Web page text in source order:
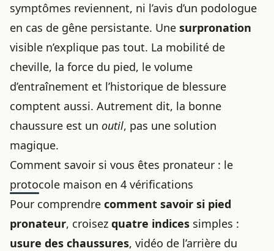
symptômes reviennent, ni l’avis d’un podologue
en cas de gêne persistante. Une surpronation
visible n’explique pas tout. La mobilité de
cheville, la force du pied, le volume
d’entraînement et l’historique de blessure
comptent aussi. Autrement dit, la bonne
chaussure est un outil, pas une solution
magique.
Comment savoir si vous êtes pronateur : le
protocole maison en 4 vérifications
Pour comprendre comment savoir si pied
pronateur, croisez quatre indices simples :
usure des chaussures, vidéo de l’arrière du